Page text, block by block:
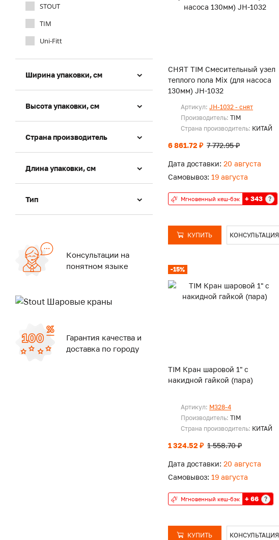
STOUT
TIM
Uni-Fitt
Ширина упаковки, см
Высота упаковки, см
Страна производитель
Длина упаковки, см
Тип
Консультации на
понятном языке
Гарантия качества и
доставка по городу
СНЯТ TIM Смесительный узел
теплого пола Mix (для насоса
130мм) JH-1032
Артикул: JH-1032 - снят
Производитель: TIM
Страна производитель: КИТАЙ
6 861.72 ₽ 7 772.95 ₽
Дата доставки: 20 августа
Самовывоз: 19 августа
Мгновенный кеш-бэк + 343 ?
КУПИТЬ КОНСУЛЬТАЦИЯ
-15%
TIM Кран шаровой 1" с
накидной гайкой (пара)
Артикул: M328-4
Производитель: TIM
Страна производитель: КИТАЙ
1 324.52 ₽ 1 558.70 ₽
Дата доставки: 20 августа
Самовывоз: 19 августа
Мгновенный кеш-бэк + 66 ?
КУПИТЬ КОНСУЛЬТАЦИЯ